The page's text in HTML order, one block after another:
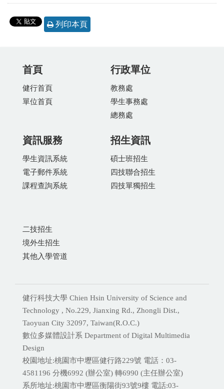
列印本頁
首頁
健行首頁
單位首頁
行政單位
教務處
學生事務處
總務處
資訊服務
學生資訊系統
電子郵件系統
課程查詢系統
招生資訊
碩士班招生
四技聯合招生
四技單獨招生
二技招生
境外生招生
其他入學管道
健行科技大學 Chien Hsin University of Science and
Technology , No.229, Jianxing Rd., Zhongli Dist.,
Taoyuan City 32097, Taiwan(R.O.C.)
數位多媒體設計系 Department of Digital Multimedia
Design
校園地址:桃園市中壢區健行路229號 電話：03-
4581196 分機6992 (辦公室) 轉6990 (主任辦公室)
系所地址:桃園市中壢區衡陽街93號9樓 電話:03-